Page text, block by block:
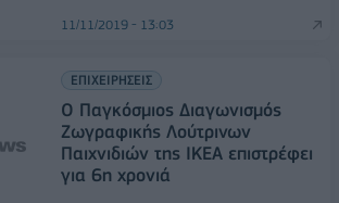
11/11/2019 - 13:03
ΕΠΙΧΕΙΡΗΣΕΙΣ
Ο Παγκόσμιος Διαγωνισμός
Ζωγραφικής Λούτρινων
Παιχνιδιών της ΙΚΕΑ επιστρέφει
για 6η χρονιά